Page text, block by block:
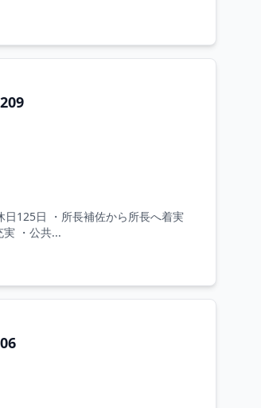
125日 ・所長補佐から所長へ着実
実 ・公共...